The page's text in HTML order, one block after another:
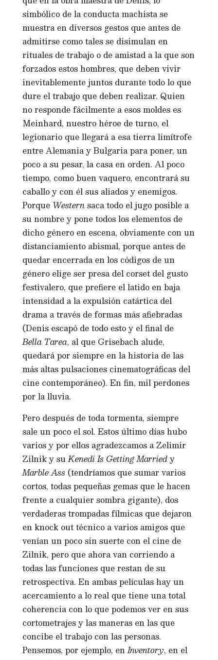
simbólico de la conducta machista se
muestra en diversos gestos que antes de
admitirse como tales se disimulan en
rituales de trabajo o de amistad a la que son
forzados estos hombres, que deben vivir
inevitablemente juntos durante todo lo que
dure el trabajo que deben realizar. Quien
no responde fácilmente a esos moldes es
Meinhard, nuestro héroe de turno, el
legionario que llegará a esa tierra limítrofe
entre Alemania y Bulgaria para poner, un
poco a su pesar, la casa en orden. Al poco
tiempo, como buen vaquero, encontrará su
caballo y con él sus aliados y enemigos.
Porque Westernsaca todo el jugo posible a
su nombre y pone todos los elementos de
dicho género en escena, obviamente con un
distanciamiento abismal, porque antes de
quedar encerrada en los códigos de un
género elige ser presa del corset del gusto
festivalero, que prefiere el latido en baja
intensidad a la expulsión catártica del
drama a través de formas más afiebradas
(Denis escapó de todo esto y el final de
Bella Tarea, al que Grisebach alude,
quedará por siempre en la historia de las
más altas pulsaciones cinematográficas del
cine contemporáneo). En fin, mil perdones
por la lluvia.
Pero después de toda tormenta, siempre
sale un poco el sol. Estos último días hubo
varios y por ellos agradezcamos a Zelimir
Zilnik y suKenedi Is Getting Marriedy
Marble Ass (tendríamos que sumar varios
cortos, todas pequeñas gemas que le hacen
frente a cualquier sombra gigante), dos
verdaderas trompadas fílmicas que dejaron
en knock out técnico a varios amigos que
venían un poco sin suerte con el cine de
Zilnik, pero que ahora van corriendo a
todas las funciones que restan de su
retrospectiva. En ambas películas hay un
acercamiento a lo real que tiene una total
coherencia con lo que podemos ver en sus
cortometrajes y las maneras en las que
concibe el trabajo con las personas.
Pensemos, por ejemplo, enInventory, en el